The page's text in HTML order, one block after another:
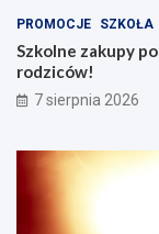
PROMOCJE SZKOŁA
Szkolne zakupy
rodziców!
7 sierpnia 2026